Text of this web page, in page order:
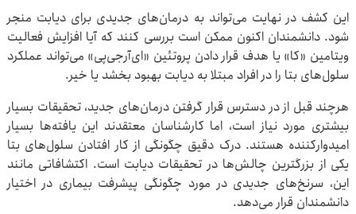
این کشف در نهایت می‌تواند به درمان‌های جدیدی برای دیابت منجر
شود. دانشمندان اکنون ممکن است بررسی کنند که آیا افزایش فعالیت
ویتامین «کا» یا هدف قرار دادن پروتئین «ای‌آرجی‌پی» می‌تواند عملکرد
سلول‌های بتا را در افراد مبتلا به دیابت بهبود بخشد یا خیر.
هرچند قبل از در دسترس قرار گرفتن درمان‌های جدید، تحقیقات بسیار
بیشتری مورد نیاز است، اما کارشناسان معتقدند این یافته‌ها بسیار
امیدوارکننده هستند. درک دقیق چگونگی از کار افتادن سلول‌های بتا
یکی از بزرگترین چالش‌ها در تحقیقات دیابت است. اکتشافاتی مانند
این، سرنخ‌های جدیدی در مورد چگونگی پیشرفت بیماری در اختیار
دانشمندان قرار می‌دهد.